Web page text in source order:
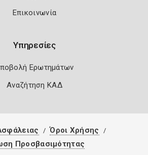
Επικοινωνία
Υπηρεσίες
Ερωτημάτων
Αναζήτηση ΚΑΔ
Όροι Χρήσης
Προσβασιμότητας